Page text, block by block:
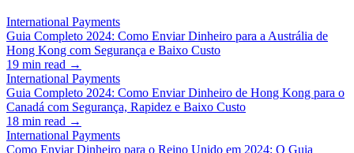
International Payments
Guia Completo 2024: Como Enviar Dinheiro para a Austrália de
Hong Kong com Segurança e Baixo Custo
19 min read →
International Payments
Guia Completo 2024: Como Enviar Dinheiro de Hong Kong para o
Canadá com Segurança, Rapidez e Baixo Custo
18 min read →
International Payments
Como Enviar Dinheiro para o Reino Unido em 2024: O Guia